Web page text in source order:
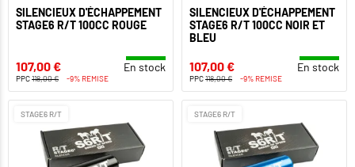
SILENCIEUX D'ÉCHAPPEMENT
STAGE6 R/T 100CC ROUGE
107,00 € En stock
PPC118,00 € -9% REMISE
SILENCIEUX D'ÉCHAPPEMENT
STAGE6 R/T 100CC NOIR ET
BLEU
107,00 € En stock
PPC118,00 € -9% REMISE
STAGE6 R/T STAGE6 R/T